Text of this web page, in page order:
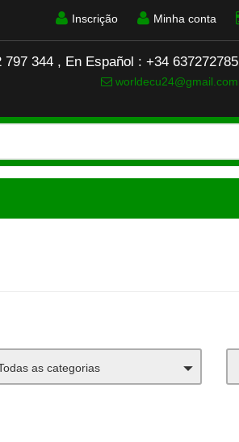
Inscrição Minha conta
797 344 , En Español : +34 637272785
worldecu24@gmail.com
as categorias